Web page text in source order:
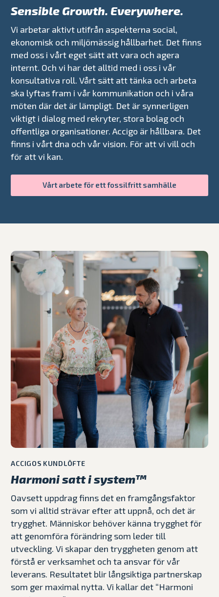
Sensible Growth. Everywhere.
Vi arbetar aktivt utifrån aspekterna social,
ekonomisk och miljömässig hållbarhet. Det finns
med oss i vårt eget sätt att vara och agera
internt. Och vi har det alltid med i oss i vår
konsultativa roll. Vårt sätt att tänka och arbeta
ska lyftas fram i vår kommunikation och i våra
möten där det är lämpligt. Det är synnerligen
viktigt i dialog med rekryter, stora bolag och
offentliga organisationer. Accigo är hållbara. Det
finns i vårt dna och vår vision. För att vi vill och
för att vi kan.
Vårt arbete för ett fossilfritt samhälle
ACCIGOS KUNDLÖFTE
Harmoni satt i system™
Oavsett uppdrag finns det en framgångsfaktor
som vi alltid strävar efter att uppnå, och det är
trygghet. Människor behöver känna trygghet för
att genomföra förändring som leder till
utveckling. Vi skapar den tryggheten genom att
förstå er verksamhet och ta ansvar för vår
leverans. Resultatet blir långsiktiga partnerskap
som ger maximal nytta. Vi kallar det “Harmoni